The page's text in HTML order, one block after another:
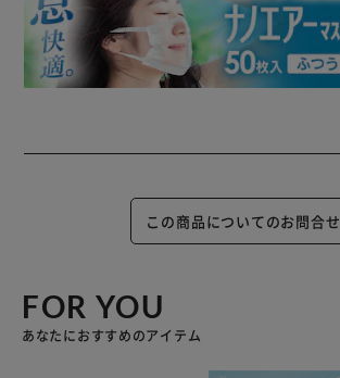
この商品についてのお問合せ
FOR YOU
あなたにおすすめのアイテム